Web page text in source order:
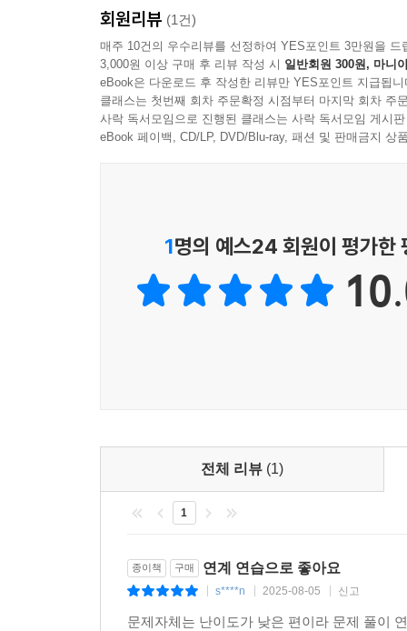
회원리뷰 (1건)
매주 10건의 우수리뷰를 선정하여 YES포인트 3만원을 드
3,000원 이상 구매 후 리뷰 작성 시 일반회원 300원, 마니
eBook은 다운로드 후 작성한 리뷰만 YES포인트 지급됩니
클래스는 첫번째 회차 주문확정 시점부터 마지막 회차 주
사락 독서모임으로 진행된 클래스는 사락 독서모임 게시
eBook 페이백, CD/LP, DVD/Blu-ray, 패션 및 판매금지 상
1명의 예스24 회원이 평가한
전체 리뷰 (1)
1
종이책 구매 연계 연습으로 좋아요
s****n 2025-08-05 신고
문제자체는 난이도가 낮은 편이라 문제 풀이